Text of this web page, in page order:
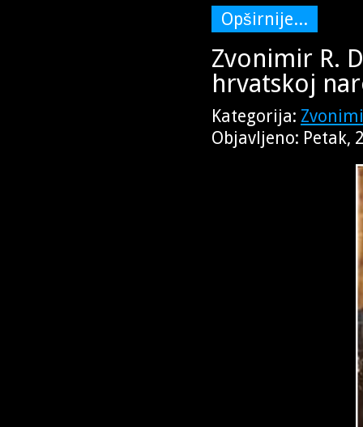
Opširnije...
Zvonimir R.
hrvatskoj
Kategorija:
Objavljeno: Petak,